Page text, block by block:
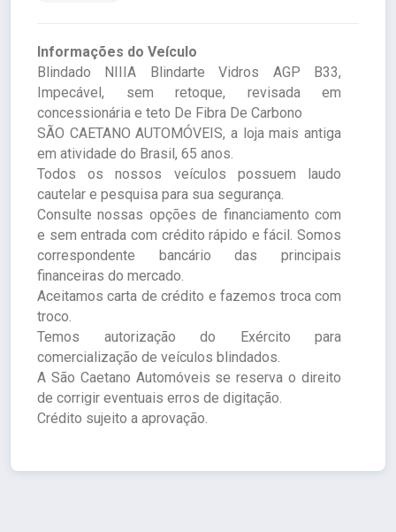
Informações do Veículo
Blindado NIIIA Blindarte Vidros AGP B33,
Impecável, sem retoque, revisada em
concessionária e teto De Fibra De Carbono
SÃO CAETANO AUTOMÓVEIS, a loja mais antiga
em atividade do Brasil, 65 anos.
Todos os nossos veículos possuem laudo
cautelar e pesquisa para sua segurança.
Consulte nossas opções de financiamento com
e sem entrada com crédito rápido e fácil. Somos
correspondente bancário das principais
financeiras do mercado.
Aceitamos carta de crédito e fazemos troca com
troco.
Temos autorização do Exército para
comercialização de veículos blindados.
A São Caetano Automóveis se reserva o direito
de corrigir eventuais erros de digitação.
Crédito sujeito a aprovação.